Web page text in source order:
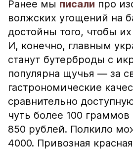
Ранее мы писали про
волжских угощений на
достойны того, чтобы
И, конечно, главным
станут бутерброды с
популярна щучья — за
гастрономические
сравнительно
чуть более 100 граммов
850 рублей. Полкило
4000. Привозная